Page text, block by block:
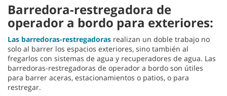
Barredora-restregadora de
operador a bordo para exteriores:
Las barredoras-restregadoras realizan un doble trabajo no
solo al barrer los espacios exteriores, sino también al
fregarlos con sistemas de agua y recuperadores de agua. Las
barredoras-restregadoras de operador a bordo son útiles
para barrer aceras, estacionamientos o patios, o para
restregar.